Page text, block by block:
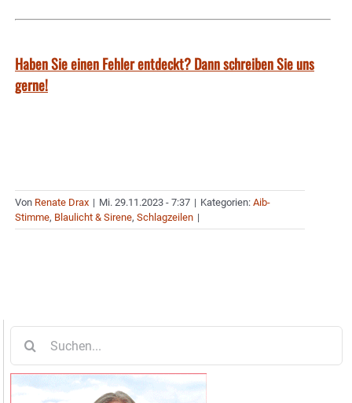
Haben Sie einen Fehler entdeckt? Dann schreiben Sie uns
gerne!
Von Renate Drax | Mi. 29.11.2023 - 7:37 | Kategorien: Aib-
Stimme, Blaulicht & Sirene, Schlagzeilen |
nach: